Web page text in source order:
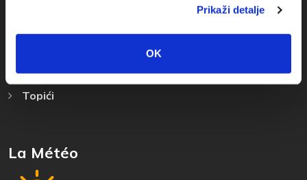
Prikaži detalje
OK
Bast
Topići
La Météo